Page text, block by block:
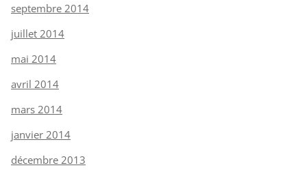
septembre 2014
juillet 2014
mai 2014
avril 2014
mars 2014
janvier 2014
décembre 2013